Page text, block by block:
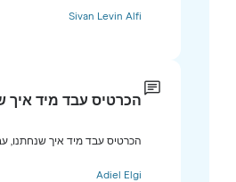
Sivan Levin Alfi
הכרטיס עבד מיד איך
הכרטיס עבד מיד איך שנחתנו, עבד מהר
Adiel Elgi